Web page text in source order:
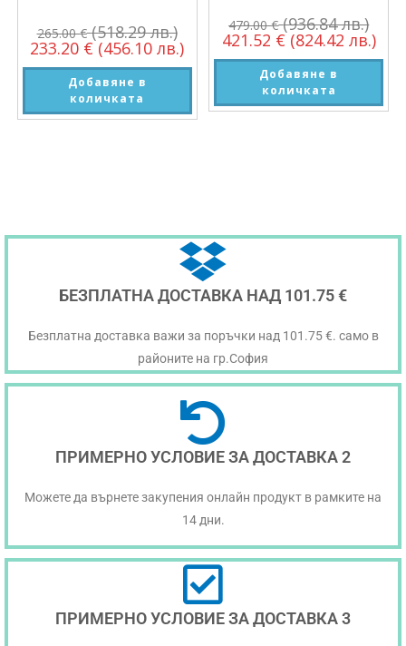
265.00€ (518.29 лв.)
233.20 € (456.10 лв.)
Добавяне в
количката
479.00€ (936.84 лв.)
421.52 € (824.42 лв.)
Добавяне в
количката
БЕЗПЛАТНА ДОСТАВКА НАД 101.75 €
Безплатна доставка важи за поръчки над 101.75 €. само в
районите на гр.София
ПРИМЕРНО УСЛОВИЕ ЗА ДОСТАВКА 2
Можете да върнете закупения онлайн продукт в рамките на
14 дни.
ПРИМЕРНО УСЛОВИЕ ЗА ДОСТАВКА 3